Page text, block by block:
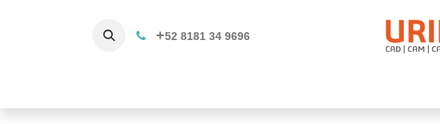
+52 8181 34 9696